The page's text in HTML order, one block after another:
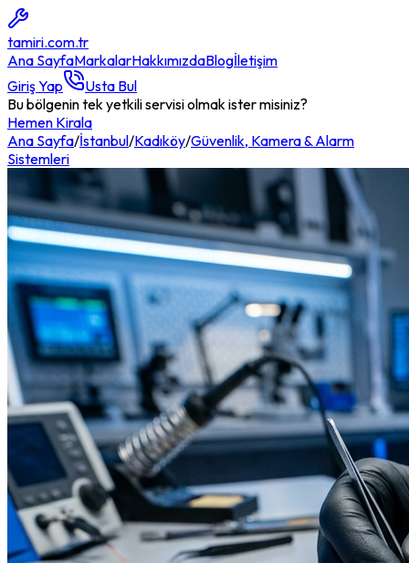
tamiri.com.tr
Ana SayfaMarkalarHakkımızdaBlogİletişim
Giriş Yap
Usta Bul
Bu bölgenin tek yetkili servisi olmak ister misiniz?
Hemen Kirala
Ana Sayfa/İstanbul/Kadıköy/Güvenlik, Kamera & Alarm
Sistemleri